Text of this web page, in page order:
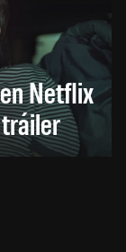
Netflix